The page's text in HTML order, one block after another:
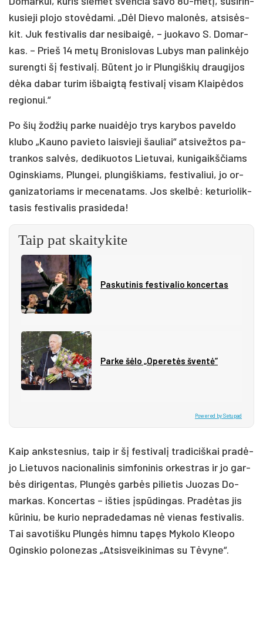
ku­sie­ji plo­jo sto­vė­da­mi. „Dėl Die­vo ma­lo­nės, at­si­sės­
kit. Juk fes­ti­va­lis dar ne­si­bai­gė, – juo­ka­vo S. Do­mar­
kas. – Prieš 14 me­tų Bro­nis­lo­vas Lu­bys man pa­lin­kė­jo
su­reng­ti šį fes­ti­va­lį. Bū­tent jo ir Plun­giš­kių drau­gi­jos
dė­ka da­bar tu­rim iš­baig­tą fes­ti­va­lį vi­sam Klai­pė­dos
re­gio­nui.“
Po šių žo­džių par­ke nuai­dė­jo trys ka­ry­bos pa­vel­do
klu­bo „Kau­no pa­vie­to lais­vie­ji šau­liai“ at­si­vež­tos pa­
tran­kos sal­vės, de­di­kuo­tos Lie­tu­vai, ku­ni­gaikš­čiams
Ogins­kiams, Plun­gei, plun­giš­kiams, fes­ti­va­liui, jo or­
ga­ni­za­to­riams ir me­ce­na­tams. Jos skel­bė: ke­tu­rio­lik­
ta­sis fes­ti­va­lis pra­si­de­da!
Taip pat skaitykite
Paskutinis festivalio koncertas
Parke šėlo „Operetės šventė“
Powered by Setupad
Kaip anks­tes­nius, taip ir šį fes­ti­va­lį tra­di­ciš­kai pra­dė­
jo Lie­tu­vos na­cio­na­li­nis sim­fo­ni­nis or­kest­ras ir jo gar­
bės di­ri­gen­tas, Plun­gės gar­bės pi­lie­tis Juo­zas Do­
mar­kas. Kon­cer­tas – iš­ties įspū­din­gas. Pra­dė­tas jis
kū­ri­niu, be ku­rio ne­pra­de­da­mas nė vie­nas fes­ti­va­lis.
Tai sa­vo­tiš­ku Plun­gės him­nu ta­pęs My­ko­lo Kleo­po
Ogins­kio po­lo­ne­zas „At­sis­vei­ki­ni­mas su Tė­vy­ne“.